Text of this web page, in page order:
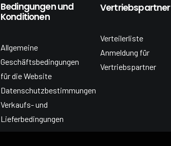
Bedingungen und
Konditionen
Allgemeine
Geschäftsbedingungen
für die Website
Datenschutzbestimmungen
Verkaufs- und
Lieferbedingungen
Vertriebspartner
Verteilerliste
Anmeldung für
Vertriebspartner